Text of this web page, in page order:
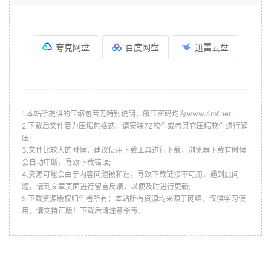
夸克网盘 百度网盘 迅雷云盘
--------------------------------------------------------------
1.本站所提供的压缩包若无特别说明，解压密码均为www.4mf.net;
2.下载后文件若为压缩包格式，请安装7Z软件或者其它压缩软件进行解
压;
3.文件比较大的时候，建议使用下载工具进行下载，浏览器下载有时候
会自动中断，导致下载错误;
4.资源可能会由于内容问题被和谐，导致下载链接不可用，遇到此问
题，请到文章页面进行留言反馈，以便及时进行更新;
5.下载资源版权归作者所有；本站所有资源均来源于网络，仅供学习使
用，请支持正版！下载后请注意杀毒。